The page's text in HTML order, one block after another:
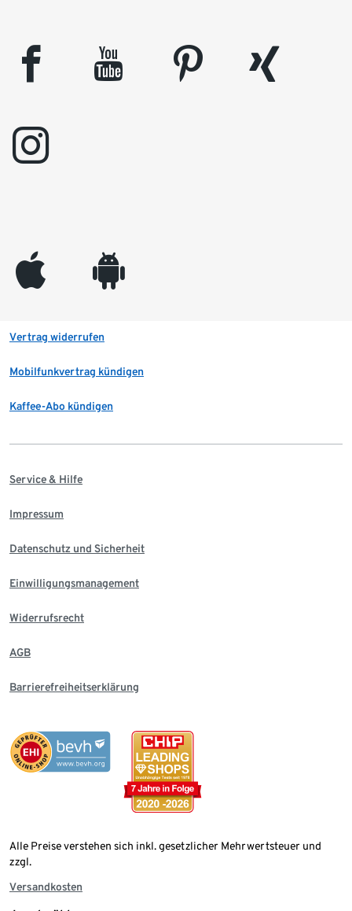
facebook youtube pinterest
xing
instagram
appleinc android
Vertrag widerrufen
Mobilfunkvertrag kündigen
Kaffee-Abo kündigen
Service & Hilfe
Impressum
Datenschutz und Sicherheit
Einwilligungsmanagement
Widerrufsrecht
AGB
Barrierefreiheitserklärung
Alle Preise verstehen sich inkl. gesetzlicher Mehrwertsteuer und
zzgl.
Versandkosten